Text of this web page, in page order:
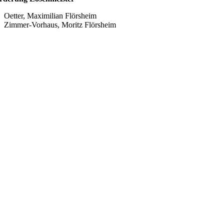
Oetter, Maximilian Flörsheim
Zimmer-Vorhaus, Moritz Flörsheim